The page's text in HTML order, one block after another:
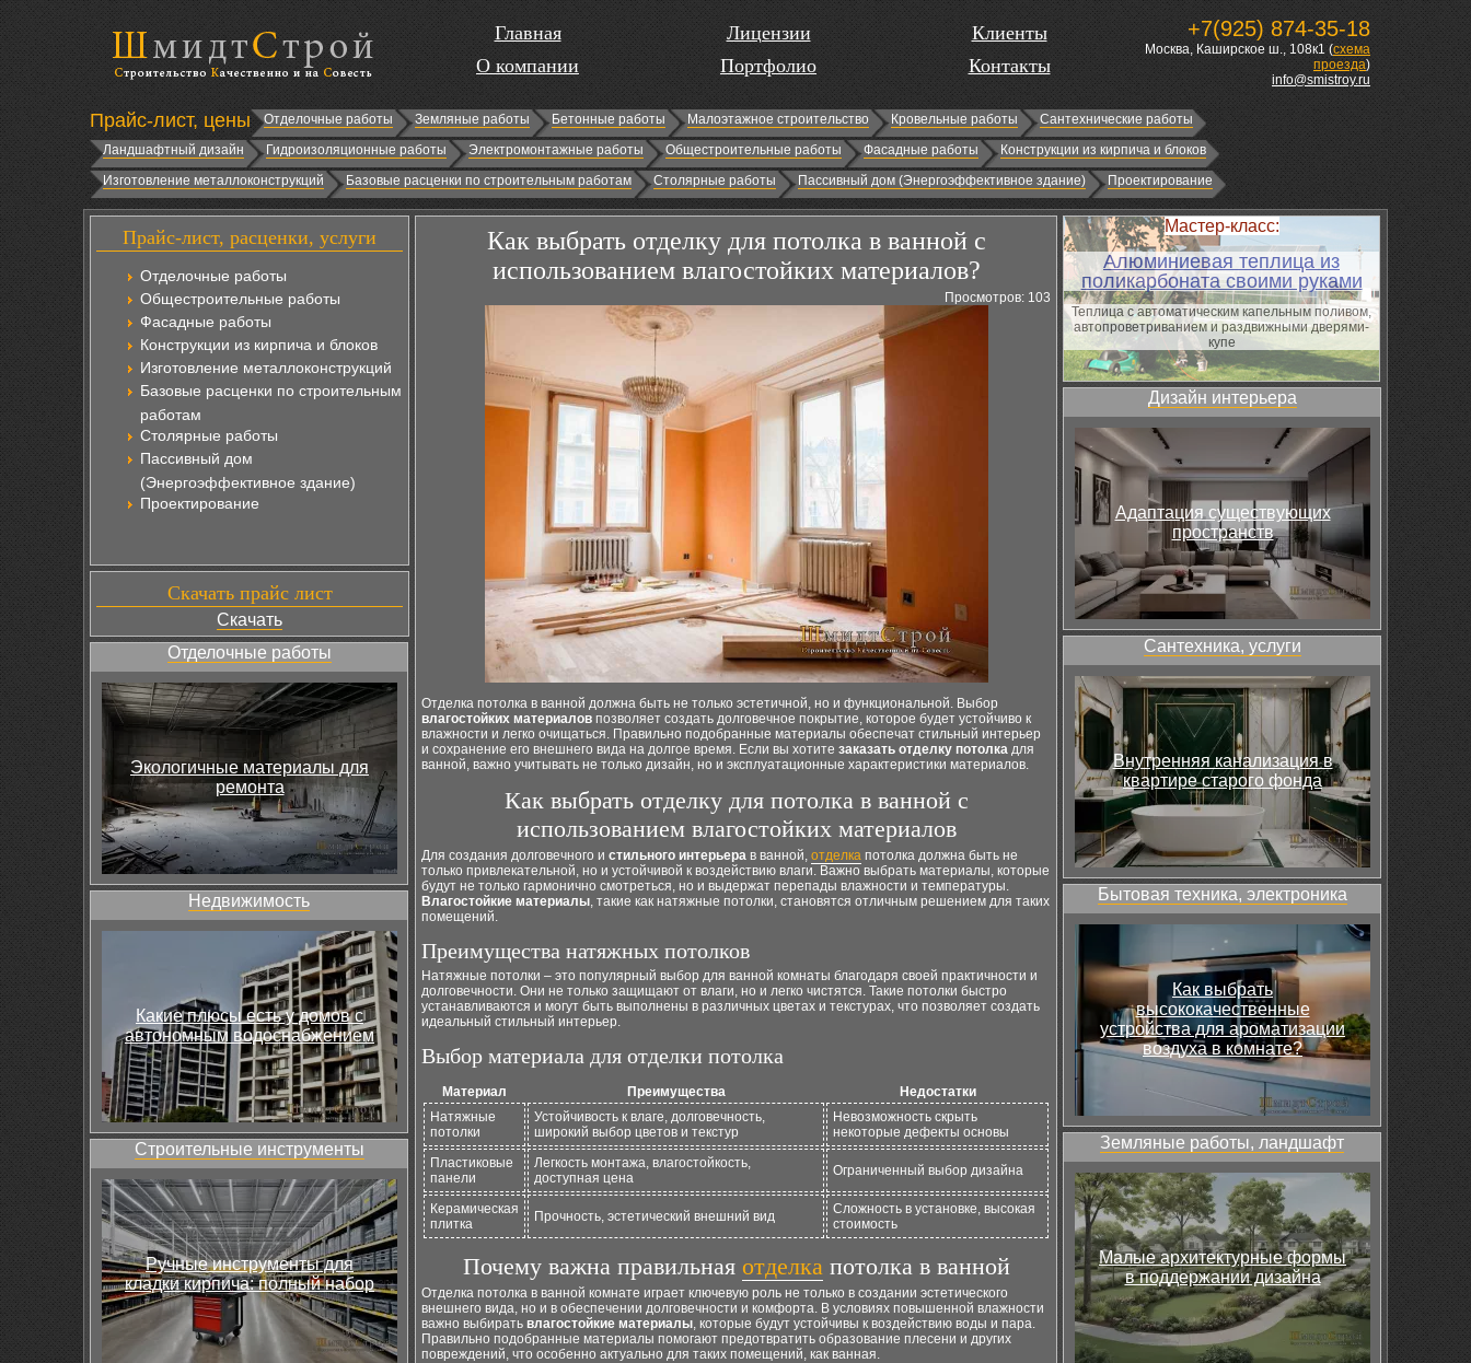
Главная
О компании
Лицензии
Портфолио
Клиенты
Контакты
+7(925) 874-35-18
Москва, Каширское ш., 108к1 (схема
проезда)
info@smistroy.ru
Прайс-лист, цены Отделочные работы Земляные работы Бетонные работы Малоэтажное строительство Кровельные работы
Сантехнические работы
Ландшафтный дизайн
Гидроизоляционные работы Электромонтажные работы Общестроительные работы Фасадные работы
Конструкции из кирпича и блоков
Изготовление металлоконструкций
Базовые расценки по строительным работам Столярные работы Пассивный дом (Энергоэффективное здание) Проектирование
Прайс-лист, расценки, услуги
Отделочные работы
Общестроительные работы
Фасадные работы
Конструкции из кирпича и блоков
Изготовление металлоконструкций
Базовые расценки по строительным
работам
Столярные работы
Пассивный дом
(Энергоэффективное здание)
Проектирование
Скачать прайс лист
Скачать
Отделочные работы
Экологичные материалы для
ремонта
Недвижимость
Какие плюсы есть у домов с
автономным водоснабжением
Строительные инструменты
Ручные инструменты для
кладки кирпича: полный набор
Как выбрать отделку для потолка в ванной с
использованием влагостойких материалов?
Просмотров: 103
Отделка потолка в ванной должна быть не только эстетичной, но и функциональной. Выбор
влагостойких материалов позволяет создать долговечное покрытие, которое будет устойчиво к
влажности и легко очищаться. Правильно подобранные материалы обеспечат стильный интерьер
и сохранение его внешнего вида на долгое время. Если вы хотите заказать отделку потолка для
ванной, важно учитывать не только дизайн, но и эксплуатационные характеристики материалов.
Как выбрать отделку для потолка в ванной с
использованием влагостойких материалов
Для создания долговечного и стильного интерьера в ванной, отделка потолка должна быть не
только привлекательной, но и устойчивой к воздействию влаги. Важно выбрать материалы, которые
будут не только гармонично смотреться, но и выдержат перепады влажности и температуры.
Влагостойкие материалы, такие как натяжные потолки, становятся отличным решением для таких
помещений.
Преимущества натяжных потолков
Натяжные потолки – это популярный выбор для ванной комнаты благодаря своей практичности и
долговечности. Они не только защищают от влаги, но и легко чистятся. Такие потолки быстро
устанавливаются и могут быть выполнены в различных цветах и текстурах, что позволяет создать
идеальный стильный интерьер.
Выбор материала для отделки потолка
Материал Преимущества
Недостатки
Натяжные
потолки
Устойчивость к влаге, долговечность,
широкий выбор цветов и текстур
Невозможность скрыть
некоторые дефекты основы
Пластиковые
панели
Легкость монтажа, влагостойкость,
доступная цена
Ограниченный выбор дизайна
Керамическая
плитка
Прочность, эстетический внешний вид
Сложность в установке, высокая
стоимость
Почему важна правильная отделкапотолка в ванной
Отделка потолка в ванной комнате играет ключевую роль не только в создании эстетического
внешнего вида, но и в обеспечении долговечности и комфорта. В условиях повышенной влажности
важно выбирать влагостойкие материалы, которые будут устойчивы к воздействию воды и пара.
Правильно подобранные материалы помогают предотвратить образование плесени и других
повреждений, что особенно актуально для таких помещений, как ванная.
Мастер-класс:
Алюминиевая теплица из
поликарбоната своими руками
Теплица с автоматическим капельным поливом,
автопроветриванием и раздвижными дверями-
купе
Дизайн интерьера
Адаптация существующих
пространств
Сантехника, услуги
Внутренняя канализация в
квартире старого фонда
Бытовая техника, электроника
Как выбрать
высококачественные
устройства для ароматизации
воздуха в комнате?
Земляные работы, ландшафт
Малые архитектурные формы
в поддержании дизайна